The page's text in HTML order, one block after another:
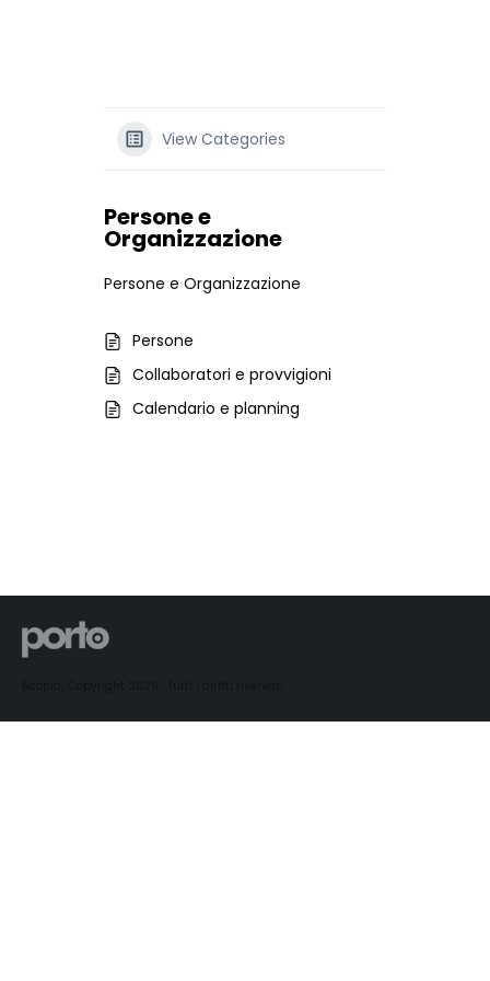
View Categories
Persone e
Organizzazione
Persone e Organizzazione
Persone
Collaboratori e provvigioni
Calendario e planning